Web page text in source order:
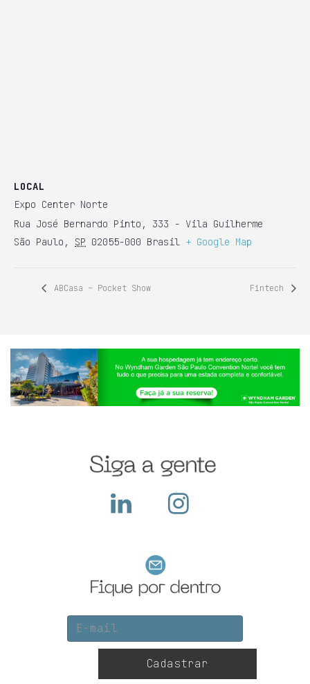
LOCAL
Expo Center Norte
Rua José Bernardo Pinto, 333 - Vila Guilherme
São Paulo , SP 02055-000 Brasil + Google Map
ABCasa – Pocket Show Fintech